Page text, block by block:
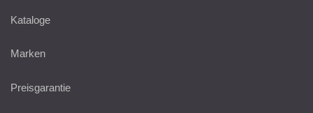
Kataloge
Marken
Preisgarantie